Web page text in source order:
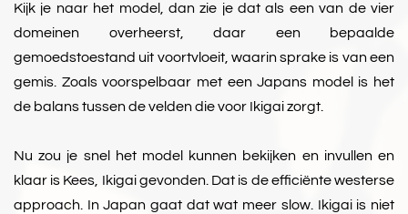
Kijk je naar het model, dan zie je dat als een van de vier
domeinen overheerst, daar een bepaalde
gemoedstoestand uit voortvloeit, waarin sprake is van een
gemis. Zoals voorspelbaar met een Japans model is het
de balans tussen de velden die voor Ikigai zorgt.
Nu zou je snel het model kunnen bekijken en invullen en
klaar is Kees, Ikigai gevonden. Dat is de efficiënte westerse
approach. In Japan gaat dat wat meer slow. Ikigai is niet